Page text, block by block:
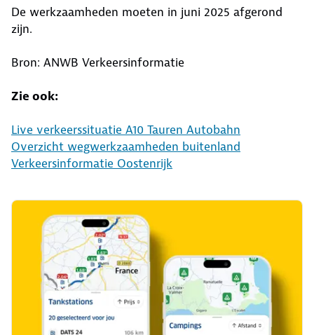
De werkzaamheden moeten in juni 2025 afgerond
zijn.
Bron: ANWB Verkeersinformatie
Zie ook:
Live verkeerssituatie A10 Tauren Autobahn
Overzicht wegwerkzaamheden buitenland
Verkeersinformatie Oostenrijk